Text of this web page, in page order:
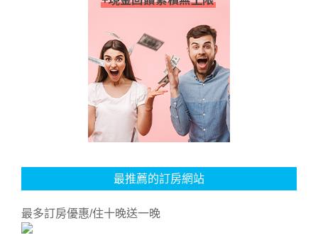
最推薦的訂房網站
最多訂房優惠/住十晚送一晚